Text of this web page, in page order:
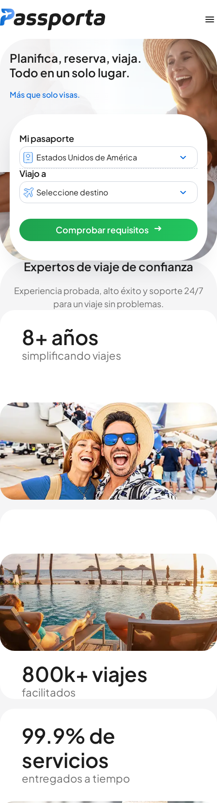
Planifica, reserva, viaja.
Todo en un solo lugar.
Más que solo visas.
Mi pasaporte
Estados Unidos de América
Viajo a
Seleccione destino
Comprobar requisitos
Expertos de viaje de confianza
Experiencia probada, alto éxito y soporte 24/7
para un viaje sin problemas.
8+ años
simplificando viajes
800k+ viajes
facilitados
99.9% de
servicios
entregados a tiempo